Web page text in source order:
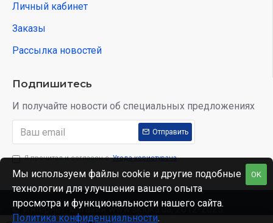
Личный кабинет
Заказы
Рассылка новостей
Подпишитесь
И получайте новости об специальных предложениях
Отправить
Я прочитал и согласен с Угода користувача
© Интернет-магазин www.skidka.ua, 2012-2025.
OK
Мы используем файлы cookie и другие подобные
технологии для улучшения вашего опыта
просмотра и функциональности нашего сайта.
Политика конфиденциальности.